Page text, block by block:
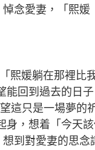
念愛妻，「熙媛
熙媛躺在那裡比
能回到過去的日
這只是一場夢的
身，想着「今天
到對愛妻的思念